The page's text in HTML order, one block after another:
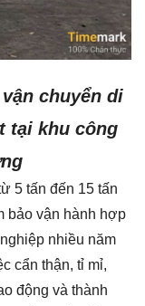
chuyển di
tại khu công
5 tấn đến 15 tấn
bảo vận hành hợp
nhiều năm
cẩn thận, tỉ mỉ,
động và thành